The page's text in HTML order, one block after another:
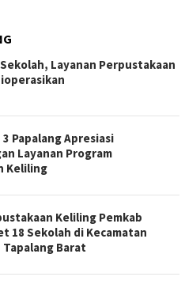
Layanan Perpustakaan
3 Papalang Apresiasi
Layanan Program
Keliling
Keliling Pemkab
18 Sekolah di Kecamatan
Barat